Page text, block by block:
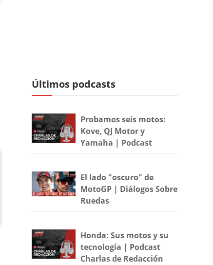
Últimos podcasts
Probamos seis motos:
Kove, QJ Motor y
Yamaha | Podcast
El lado "oscuro" de
MotoGP | Diálogos Sobre
Ruedas
Honda: Sus motos y su
tecnología | Podcast
Charlas de Redacción